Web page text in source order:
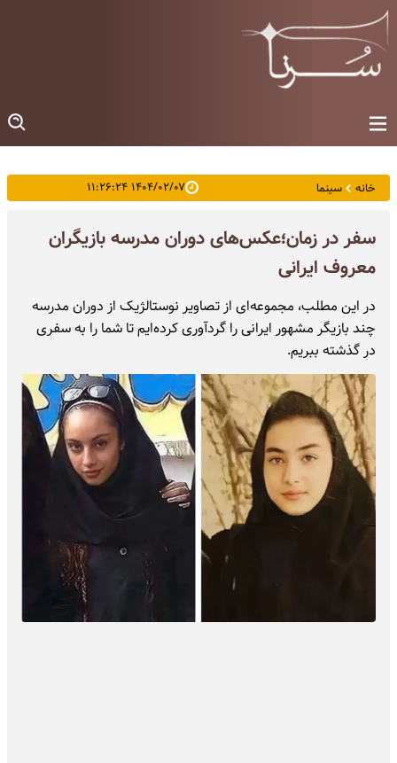
خانه سینما ۱۴۰۴/۰۲/۰۷ ۱۱:۲۶:۲۴
سفر در زمان؛عکس‌های دوران مدرسه بازیگران
معروف ایرانی
در این مطلب، مجموعه‌ای از تصاویر نوستالژیک از دوران مدرسه
چند بازیگر مشهور ایرانی را گردآوری کرده‌ایم تا شما را به سفری
در گذشته ببریم.